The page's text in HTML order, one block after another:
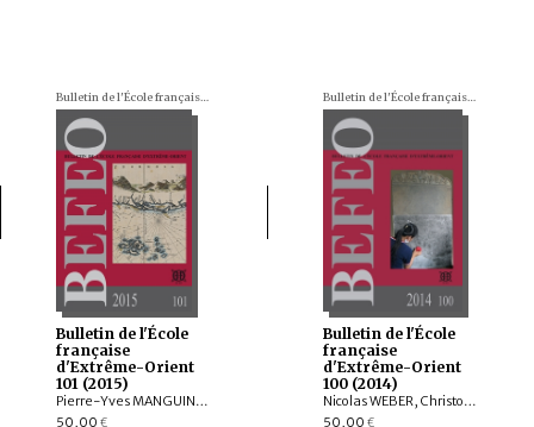
Bulletin de l'École française d'Extrême-Orient (BEFEO)
Bulletin de l'École
française
d'Extrême-Orient
101 (2015)
Pierre-Yves MANGUIN, Claudine SALMON , Paola CALANCA, Martin POLKINGHORNE, Amandine LEPOUTRE, Gregory SCHOPEN, Christine LORRE, Janet G. DOUGLAS, Federico CARO, GOH GEOK YIAN , Judith CAMERON, AGUSTIJANTO INDRAJAYA, Angela SCHOTTENHAMMER, CHENG Weichung, BASKORO D. TJAHJONO, Véronique DEGROOT
50,00 €
Bulletin de l'École française d'Extrême-Orient (BEFEO)
Bulletin de l'École
française
d'Extrême-Orient
100 (2014)
Nicolas WEBER, Christophe POTTIER, Michela BUSSOTTI, Dominic GOODALL, Michel LORRILLARD, Dominique SOUTIF, Julia ESTEVE, Brice VINCENT, Gerdi GERSCHHEIMER, Martin POLKINGHORNE, Hélène NJOTO, Jean-Baptiste CHEVANCE, Michel ANTELME, Nicolas THOMAS, David BOURGARIT, Grégory KOURILSKY, IYANAGA Nobumi
50,00 €